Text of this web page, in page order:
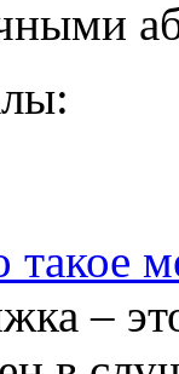
такое
–